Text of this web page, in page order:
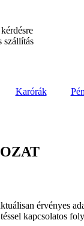
szállítás
Karórák
érvényes
kapcsolatos